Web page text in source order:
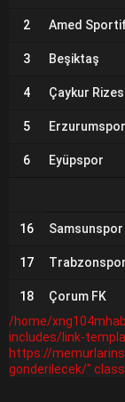
2 Amed
3 Beşiktaş
4 Çaykur
5
6 Eyüpspor
16 Samsunspor
17 Trabzonspor
18 Çorum FK
/home/
includes/link-
https://
gonderilecek/"